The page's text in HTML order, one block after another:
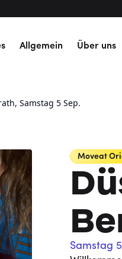
Allgemein Über uns
Samstag 5 Sep.
Moveat
Samstag